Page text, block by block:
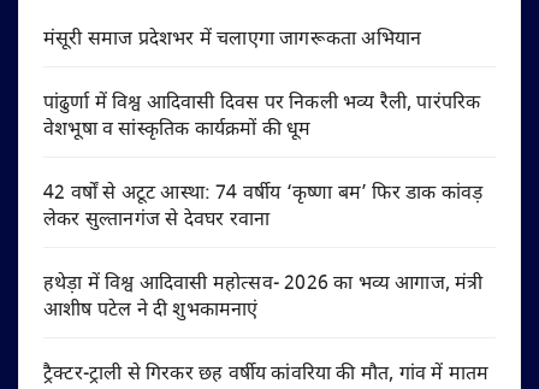
मंसूरी समाज प्रदेशभर में चलाएगा जागरूकता अभियान
पांढुर्णा में विश्व आदिवासी दिवस पर निकली भव्य रैली, पारंपरिक
वेशभूषा व सांस्कृतिक कार्यक्रमों की धूम
42 वर्षों से अटूट आस्था: 74 वर्षीय ‘कृष्णा बम’ फिर डाक कांवड़
लेकर सुल्तानगंज से देवघर रवाना
हथेड़ा में विश्व आदिवासी महोत्सव- 2026 का भव्य आगाज, मंत्री
आशीष पटेल ने दी शुभकामनाएं
ट्रैक्टर-ट्राली से गिरकर छह वर्षीय कांवरिया की मौत, गांव में मातम